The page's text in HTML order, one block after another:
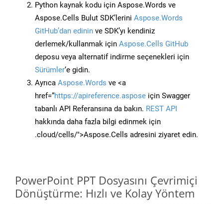
Python kaynak kodu için Aspose.Words ve
Aspose.Cells Bulut SDK’lerini Aspose.Words
GitHub’dan edinin ve SDK’yı kendiniz
derlemek/kullanmak için Aspose.Cells GitHub
deposu veya alternatif indirme seçenekleri için
Sürümler‘e gidin.
Ayrıca Aspose.Words ve <a
href=“https://apireference.aspose için Swagger
tabanlı API Referansına da bakın. REST API
hakkında daha fazla bilgi edinmek için
.cloud/cells/">Aspose.Cells adresini ziyaret edin.
PowerPoint PPT Dosyasını Çevrimiçi
Dönüştürme: Hızlı ve Kolay Yöntem